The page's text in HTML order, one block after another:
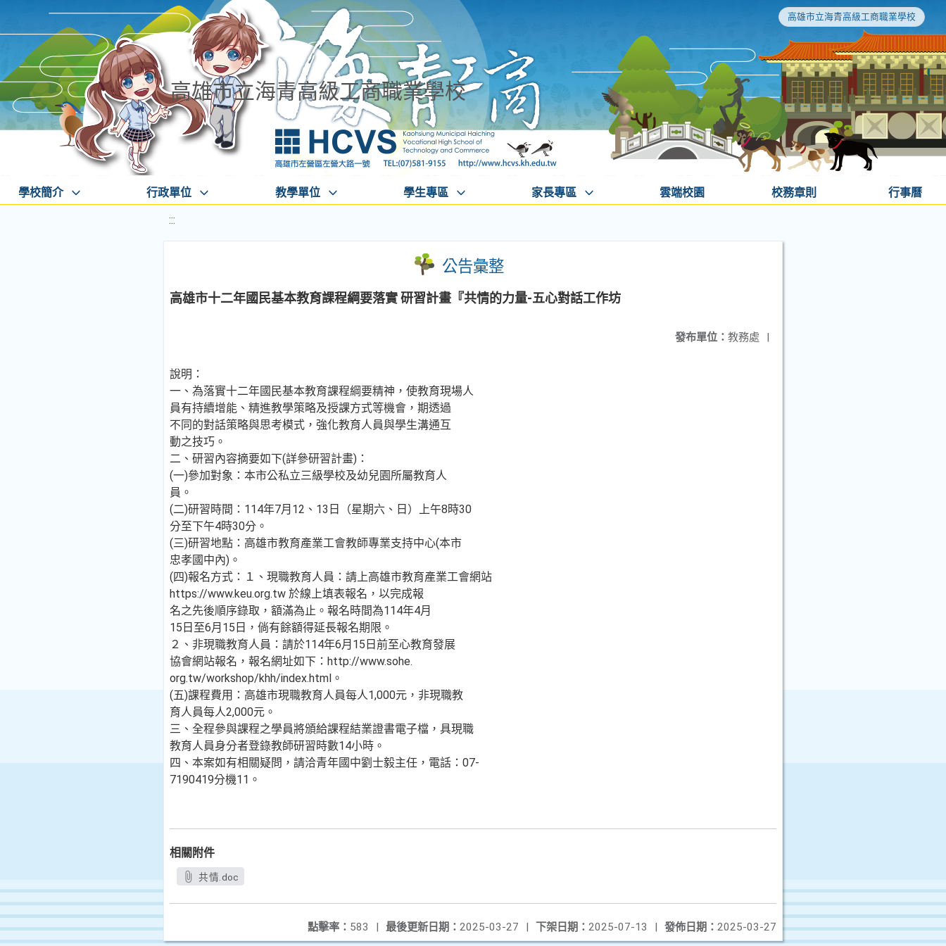
高雄市立海青高級工商職業學校
高雄市立海青高級工商職業學校
學校簡介 行政單位 教學單位 學生專區 家長專區 雲端校園 校務章則 行事曆
:::
公告彙整
高雄市十二年國民基本教育課程綱要落實 研習計畫『共情的力量-五心對話工作坊
發布單位： 教務處 |
說明：
一、為落實十二年國民基本教育課程綱要精神，使教育現場人
員有持續增能、精進教學策略及授課方式等機會，期透過
不同的對話策略與思考模式，強化教育人員與學生溝通互
動之技巧。
二、研習內容摘要如下(詳參研習計畫)：
(一)參加對象：本市公私立三級學校及幼兒園所屬教育人
員。
(二)研習時間：114年7月12、13日（星期六、日）上午8時30
分至下午4時30分。
(三)研習地點：高雄市教育產業工會教師專業支持中心(本市
忠孝國中內)。
(四)報名方式：１、現職教育人員：請上高雄市教育產業工會網站
https://www.keu.org.tw 於線上填表報名，以完成報
名之先後順序錄取，額滿為止。報名時間為114年4月
15日至6月15日，倘有餘額得延長報名期限。
２、非現職教育人員：請於114年6月15日前至心教育發展
協會網站報名，報名網址如下：http://www.sohe.
org.tw/workshop/khh/index.html。
(五)課程費用：高雄市現職教育人員每人1,000元，非現職教
育人員每人2,000元。
三、全程參與課程之學員將頒給課程結業證書電子檔，具現職
教育人員身分者登錄教師研習時數14小時。
四、本案如有相關疑問，請洽青年國中劉士毅主任，電話：07-
7190419分機11。
相關附件
共情.doc
發佈日期： 2025-03-27
下架日期： 2025-07-13 |
最後更新日期： 2025-03-27 |
點擊率： 583 |